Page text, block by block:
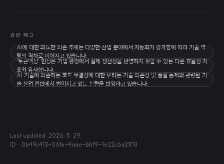
관련 태그
AI에 대한 과도한 의존 추세는 다양한 산업 분야에서 자동화가 증가함에 따라 기술 역
량의 격차로 이어지고 있습니다.
'토큰맥싱' 현상은 기업 환경에서 실제 생산성을 반영하지 못할 수 있는 다른 효율성 지
표와 유사합니다.
AI 기술에 의존하는 코드 무결성에 대한 우려는 기술 의존성 및 품질 통제와 관련된 기
술 산업 전반에서 벌어지고 있는 논란을 반영하고 있습니다.
Last updated: 2026. 5. 29.
ID · 0b49c413-06fe-4aae-bbf9-1e22c6a21f13